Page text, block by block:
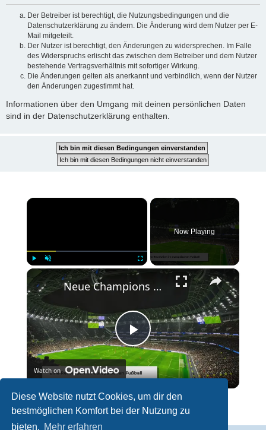
Diese Website nutzt Cookies, um dir den
bestmöglichen Komfort bei der Nutzung zu
bieten. Mehr erfahren
Der Betreiber ist berechtigt, die Nutzungsbedingungen und die
Datenschutzerklärung zu ändern. Die Änderung wird dem Nutzer per E-
Mail mitgeteilt.
Der Nutzer ist berechtigt, den Änderungen zu widersprechen. Im Falle
des Widerspruchs erlischt das zwischen dem Betreiber und dem Nutzer
bestehende Vertragsverhältnis mit sofortiger Wirkung.
Die Änderungen gelten als anerkannt und verbindlich, wenn der Nutzer
den Änderungen zugestimmt hat.
Informationen über den Umgang mit deinen persönlichen Daten
sind in der Datenschutzerklärung enthalten.
×
Play Fullscreen
Now Playing
×
P
l
a
Neue Champions League: Änderungen ab 2024/25
Watch on
Neue Champions League: Änderungen ab 2024/25